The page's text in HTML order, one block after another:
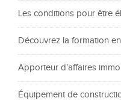
Les conditions pour être
Découvrez la formation
Apporteur d’affaires
Équipement de